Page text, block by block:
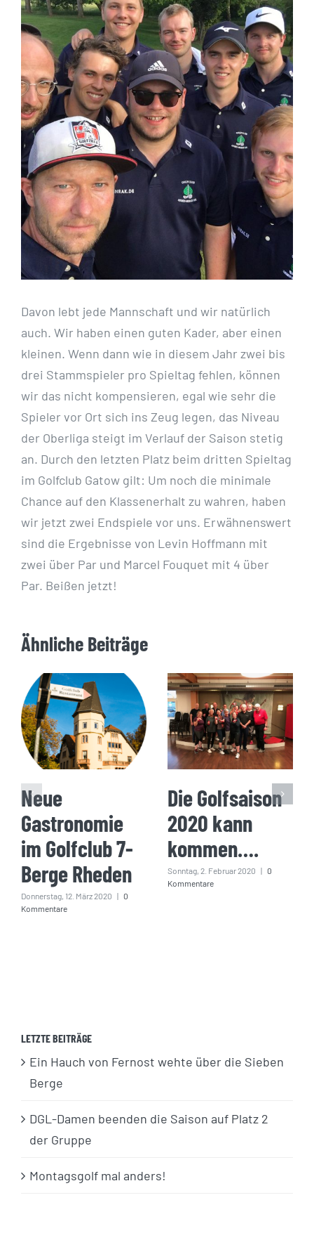
Davon lebt jede Mannschaft und wir natürlich
auch. Wir haben einen guten Kader, aber einen
kleinen. Wenn dann wie in diesem Jahr zwei bis
drei Stammspieler pro Spieltag fehlen, können
wir das nicht kompensieren, egal wie sehr die
Spieler vor Ort sich ins Zeug legen, das Niveau
der Oberliga steigt im Verlauf der Saison stetig
an. Durch den letzten Platz beim dritten Spieltag
im Golfclub Gatow gilt: Um noch die minimale
Chance auf den Klassenerhalt zu wahren, haben
wir jetzt zwei Endspiele vor uns. Erwähnenswert
sind die Ergebnisse von Levin Hoffmann mit
zwei über Par und Marcel Fouquet mit 4 über
Par. Beißen jetzt!
Ähnliche Beiträge
Neue
Gastronomie
im Golfclub 7-
Berge Rheden
Donnerstag, 12. März 2020 | 0
Kommentare
Die Golfsaison
2020 kann
kommen….
Sonntag, 2. Februar 2020 | 0
Kommentare
LETZTE BEITRÄGE
Ein Hauch von Fernost wehte über die Sieben
Berge
DGL-Damen beenden die Saison auf Platz 2
der Gruppe
Montagsgolf mal anders!